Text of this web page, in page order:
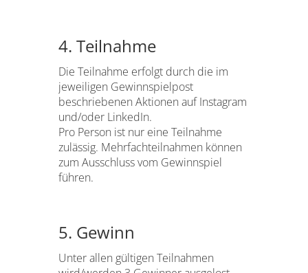
4. Teilnahme
Die Teilnahme erfolgt durch die im
jeweiligen Gewinnspielpost
beschriebenen Aktionen auf Instagram
und/oder LinkedIn.
Pro Person ist nur eine Teilnahme
zulässig. Mehrfachteilnahmen können
zum Ausschluss vom Gewinnspiel
führen.
5. Gewinn
Unter allen gültigen Teilnahmen